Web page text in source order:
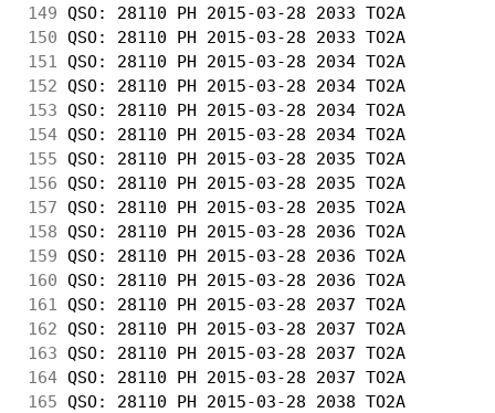
149 QSO: 28110 PH 2015-03-28 2033 TO2A
150 QSO: 28110 PH 2015-03-28 2033 TO2A
151
QSO: 28110 PH 2015-03-28 2034 TO2A
152 QSO: 28110 PH 2015-03-28 2034 TO2A
153 QSO: 28110 PH 2015-03-28 2034 TO2A
154 QSO: 28110 PH 2015-03-28 2034 TO2A
155 QSO: 28110 PH 2015-03-28 2035 TO2A
156 QSO: 28110 PH 2015-03-28 2035 TO2A
157 QSO: 28110 PH 2015-03-28 2035 TO2A
158 QSO: 28110 PH 2015-03-28 2036 TO2A
159 QSO: 28110 PH 2015-03-28 2036 TO2A
160 QSO: 28110 PH 2015-03-28 2036 TO2A
161
QSO: 28110 PH 2015-03-28 2037 TO2A
162 QSO: 28110 PH 2015-03-28 2037 TO2A
163 QSO: 28110 PH 2015-03-28 2037 TO2A
164 QSO: 28110 PH 2015-03-28 2037 TO2A
165 QSO: 28110 PH 2015-03-28 2038 TO2A